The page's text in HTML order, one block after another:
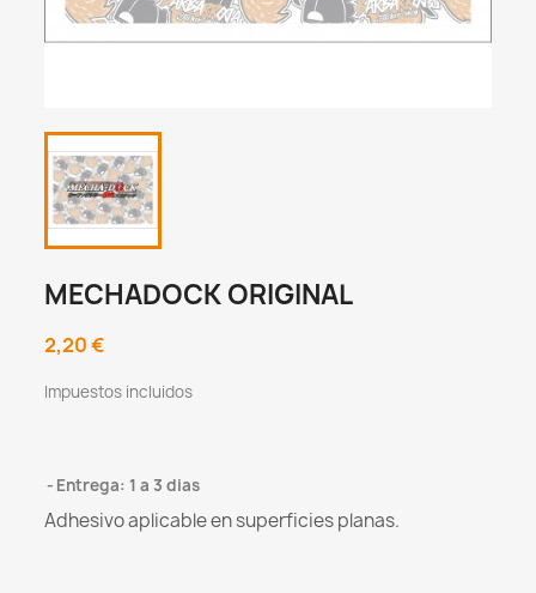
MECHADOCK ORIGINAL
2,20 €
Impuestos incluidos
Entrega: 1 a 3 dias
Adhesivo aplicable en superficies planas.